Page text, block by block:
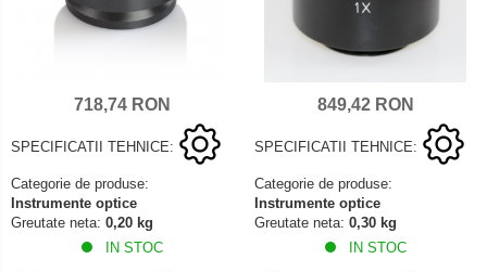
Cutie de jonctiune
Picioare ajustabile
Piese pentru compresiune
Placa de montaj
Placi etalon
718,74 RON
SPECIFICATII TEHNICE:
Categorie de produse:
Instrumente optice
Greutate neta: 0,20 kg
IN STOC
849,42 RON
SPECIFICATII TEHNICE:
Categorie de produse:
Instrumente optice
Greutate neta: 0,30 kg
IN STOC